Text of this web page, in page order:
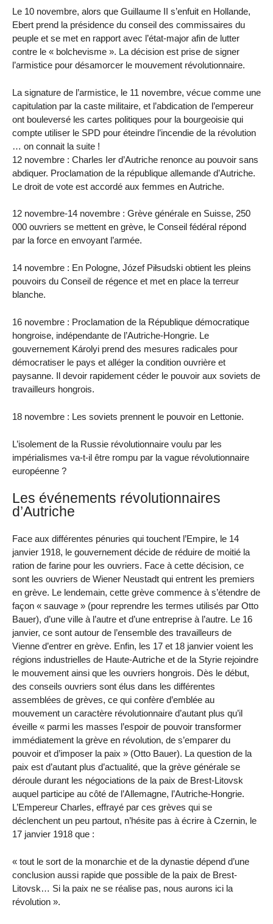
Le 10 novembre, alors que Guillaume II s’enfuit en Hollande,
Ebert prend la présidence du conseil des commissaires du
peuple et se met en rapport avec l’état-major afin de lutter
contre le « bolchevisme ». La décision est prise de signer
l’armistice pour désamorcer le mouvement révolutionnaire.
La signature de l’armistice, le 11 novembre, vécue comme une
capitulation par la caste militaire, et l’abdication de l’empereur
ont bouleversé les cartes politiques pour la bourgeoisie qui
compte utiliser le SPD pour éteindre l’incendie de la révolution
… on connait la suite !
12 novembre : Charles Ier d’Autriche renonce au pouvoir sans
abdiquer. Proclamation de la république allemande d’Autriche.
Le droit de vote est accordé aux femmes en Autriche.
12 novembre-14 novembre : Grève générale en Suisse, 250
000 ouvriers se mettent en grève, le Conseil fédéral répond
par la force en envoyant l’armée.
14 novembre : En Pologne, Józef Piłsudski obtient les pleins
pouvoirs du Conseil de régence et met en place la terreur
blanche.
16 novembre : Proclamation de la République démocratique
hongroise, indépendante de l’Autriche-Hongrie. Le
gouvernement Károlyi prend des mesures radicales pour
démocratiser le pays et alléger la condition ouvrière et
paysanne. Il devoir rapidement céder le pouvoir aux soviets de
travailleurs hongrois.
18 novembre : Les soviets prennent le pouvoir en Lettonie.
L’isolement de la Russie révolutionnaire voulu par les
impérialismes va-t-il être rompu par la vague révolutionnaire
européenne ?
Les événements révolutionnaires
d’Autriche
Face aux différentes pénuries qui touchent l’Empire, le 14
janvier 1918, le gouvernement décide de réduire de moitié la
ration de farine pour les ouvriers. Face à cette décision, ce
sont les ouvriers de Wiener Neustadt qui entrent les premiers
en grève. Le lendemain, cette grève commence à s’étendre de
façon « sauvage » (pour reprendre les termes utilisés par Otto
Bauer), d’une ville à l’autre et d’une entreprise à l’autre. Le 16
janvier, ce sont autour de l’ensemble des travailleurs de
Vienne d’entrer en grève. Enfin, les 17 et 18 janvier voient les
régions industrielles de Haute-Autriche et de la Styrie rejoindre
le mouvement ainsi que les ouvriers hongrois. Dès le début,
des conseils ouvriers sont élus dans les différentes
assemblées de grèves, ce qui confère d’emblée au
mouvement un caractère révolutionnaire d’autant plus qu’il
éveille « parmi les masses l’espoir de pouvoir transformer
immédiatement la grève en révolution, de s’emparer du
pouvoir et d’imposer la paix » (Otto Bauer). La question de la
paix est d’autant plus d’actualité, que la grève générale se
déroule durant les négociations de la paix de Brest-Litovsk
auquel participe au côté de l’Allemagne, l’Autriche-Hongrie.
L’Empereur Charles, effrayé par ces grèves qui se
déclenchent un peu partout, n’hésite pas à écrire à Czernin, le
17 janvier 1918 que :
« tout le sort de la monarchie et de la dynastie dépend d’une
conclusion aussi rapide que possible de la paix de Brest-
Litovsk… Si la paix ne se réalise pas, nous aurons ici la
révolution ».